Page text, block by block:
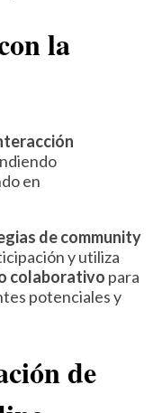
la
en
de community
y utiliza
colaborativo para
potenciales y
de